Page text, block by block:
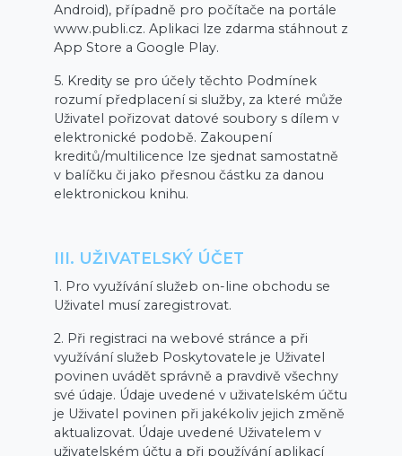
Android), případně pro počítače na portále
www.publi.cz. Aplikaci lze zdarma stáhnout z
App Store a Google Play.
5. Kredity se pro účely těchto Podmínek
rozumí předplacení si služby, za které může
Uživatel pořizovat datové soubory s dílem v
elektronické podobě. Zakoupení
kreditů/multilicence lze sjednat samostatně
v balíčku či jako přesnou částku za danou
elektronickou knihu.
III. UŽIVATELSKÝ ÚČET
1. Pro využívání služeb on-line obchodu se
Uživatel musí zaregistrovat.
2. Při registraci na webové stránce a při
využívání služeb Poskytovatele je Uživatel
povinen uvádět správně a pravdivě všechny
své údaje. Údaje uvedené v uživatelském účtu
je Uživatel povinen při jakékoliv jejich změně
aktualizovat. Údaje uvedené Uživatelem v
uživatelském účtu a při používání aplikací